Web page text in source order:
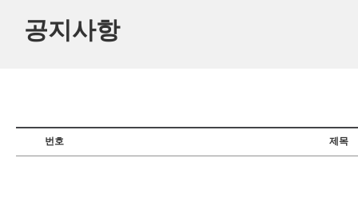
공지사항
번호 제목